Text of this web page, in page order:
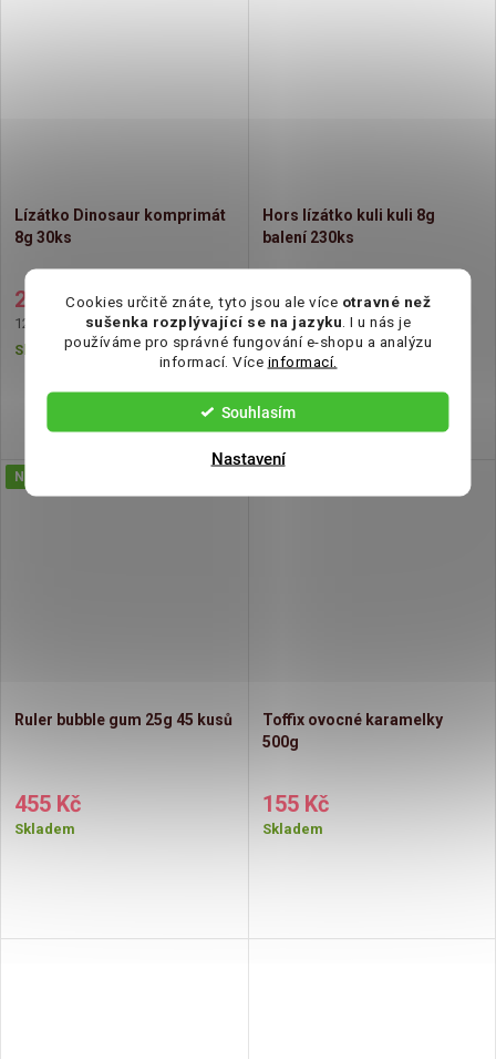
Cookies určitě znáte, tyto jsou ale více otravné než
sušenka rozplývající se na jazyku . I u nás je
používáme pro správné fungování e-shopu a analýzu
informací. Více informací.
Souhlasím
Nastavení
Lízátko Dinosaur komprimát
8g 30ks
289 Kč
Měrná
cena:
120,42 Kč / 100 g
Skladem
Hors lízátko kuli kuli 8g
balení 230ks
937 Kč
Měrná
cena:
50,92 Kč / 100 g
Skladem
Novinka
Ruler bubble gum 25g 45 kusů
455 Kč
Skladem
Toffix ovocné karamelky
500g
155 Kč
Skladem